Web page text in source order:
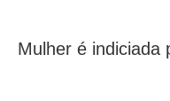
Mulher é indiciada